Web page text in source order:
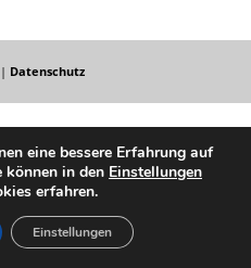
| Datenschutz
eine bessere Erfahrung auf
können in den Einstellungen
erfahren.
Einstellungen